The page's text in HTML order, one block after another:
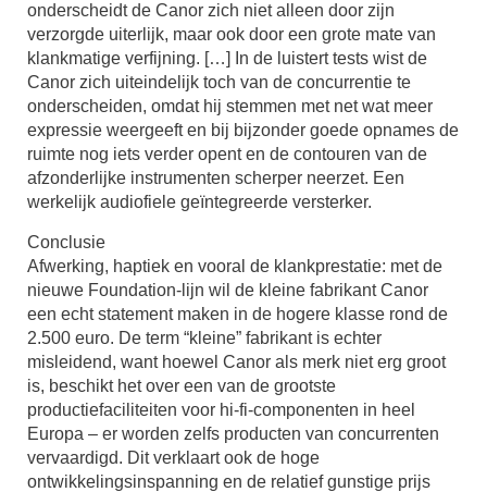
onderscheidt de Canor zich niet alleen door zijn
verzorgde uiterlijk, maar ook door een grote mate van
klankmatige verfijning. […] In de luistert tests wist de
Canor zich uiteindelijk toch van de concurrentie te
onderscheiden, omdat hij stemmen met net wat meer
expressie weergeeft en bij bijzonder goede opnames de
ruimte nog iets verder opent en de contouren van de
afzonderlijke instrumenten scherper neerzet. Een
werkelijk audiofiele geïntegreerde versterker.
Conclusie
Afwerking, haptiek en vooral de klankprestatie: met de
nieuwe Foundation-lijn wil de kleine fabrikant Canor
een echt statement maken in de hogere klasse rond de
2.500 euro. De term “kleine” fabrikant is echter
misleidend, want hoewel Canor als merk niet erg groot
is, beschikt het over een van de grootste
productiefaciliteiten voor hi-fi-componenten in heel
Europa – er worden zelfs producten van concurrenten
vervaardigd. Dit verklaart ook de hoge
ontwikkelingsinspanning en de relatief gunstige prijs